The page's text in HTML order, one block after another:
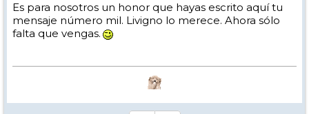
Es para nosotros un honor que hayas escrito aquí tu
mensaje número mil. Livigno lo merece. Ahora sólo
falta que vengas.